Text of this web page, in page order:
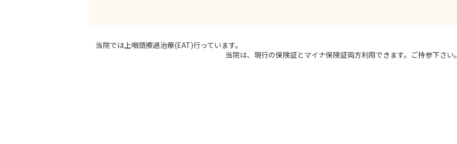
当院では上咽頭擦過治療(EAT)行っています。
当院は、現行の保険証とマイナ保険証両方利用できます。ご持参下さい。